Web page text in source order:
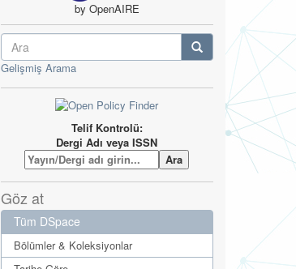
by OpenAIRE
Gelişmiş Arama
Telif Kontrolü:
Dergi Adı veya ISSN
Göz at
Tüm DSpace
Bölümler & Koleksiyonlar